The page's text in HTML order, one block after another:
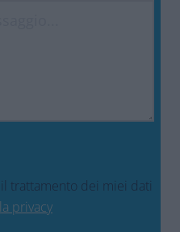
trattamento dei miei dati
privacy